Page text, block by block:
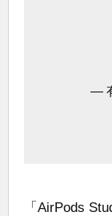
—
「AirPods